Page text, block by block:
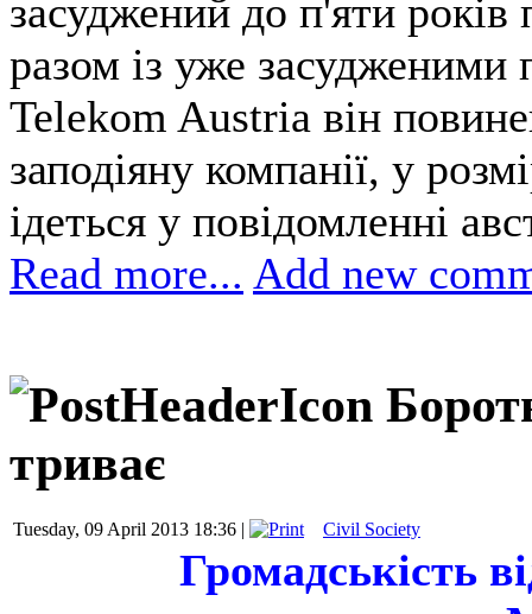
засуджений до п'яти років
разом із уже засудженими
Telekom Austria він
заподіяну компанії, у
ідеться у повідомленні
Read more... Add new
триває
Tuesday, 09 April 2013 18:36 | Civil Society
Громадськість